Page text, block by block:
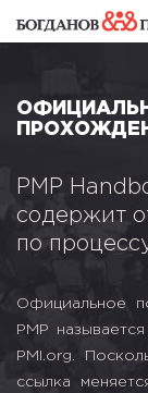
PMP
содержит
по
Официальное
PMP
PMI.org.
ссылка